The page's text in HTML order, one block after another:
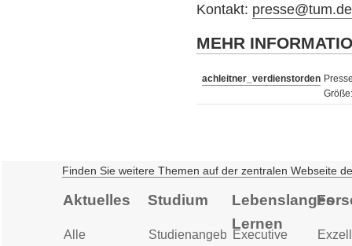
Kontakt: presse@tum.de
MEHR
achleitner_verdienstorden
Finden Sie weitere Themen auf der zentralen Webseite
Aktuelles
Alle
Studium
Studienangebot
Lebenslanges
Lernen
Executive